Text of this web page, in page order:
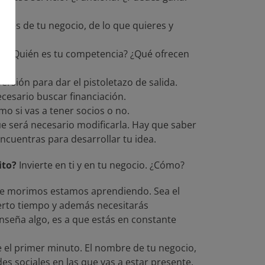
de tu negocio, de lo que quieres y
¿Quién es tu competencia? ¿Qué ofrecen
para dar el pistoletazo de salida.
buscar financiación.
si vas a tener socios o no.
será necesario modificarla. Hay que saber
para desarrollar tu idea.
Invierte en ti y en tu negocio. ¿Cómo?
morimos estamos aprendiendo. Sea el
tiempo y además necesitarás
algo, es a que estás en constante
el primer minuto. El nombre de tu negocio,
sociales en las que vas a estar presente,